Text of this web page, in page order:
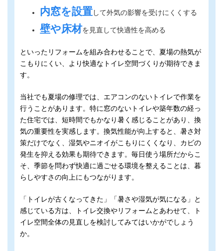
内窓を設置して外気の影響を受けにくくする
壁や床材を見直して快適性を高める
といったリフォームを組み合わせることで、夏場の熱気が
こもりにくい、より快適なトイレ空間づくりが期待できま
す。
当社でも夏場の修理では、エアコンのないトイレで作業を
行うことがあります。特に窓のないトイレや築年数の経っ
た住宅では、短時間でもかなり暑く感じることがあり、換
気の重要性を実感します。換気性能が向上すると、暑さ対
策だけでなく、湿気やニオイがこもりにくくなり、カビの
発生を抑える効果も期待できます。毎日使う場所だからこ
そ、季節を問わず快適に過ごせる環境を整えることは、暮
らしやすさの向上にもつながります。
「トイレが古くなってきた」「暑さや湿気が気になる」と
感じている方は、トイレ交換やリフォームとあわせて、ト
イレ空間全体の見直しを検討してみてはいかがでしょう
か。